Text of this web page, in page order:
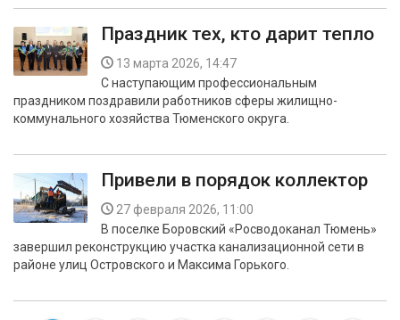
Праздник тех, кто дарит тепло
13 марта 2026, 14:47
С наступающим профессиональным
праздником поздравили работников сферы жилищно-
коммунального хозяйства Тюменского округа.
Привели в порядок коллектор
27 февраля 2026, 11:00
В поселке Боровский «Росводоканал Тюмень»
завершил реконструкцию участка канализационной сети в
районе улиц Островского и Максима Горького.